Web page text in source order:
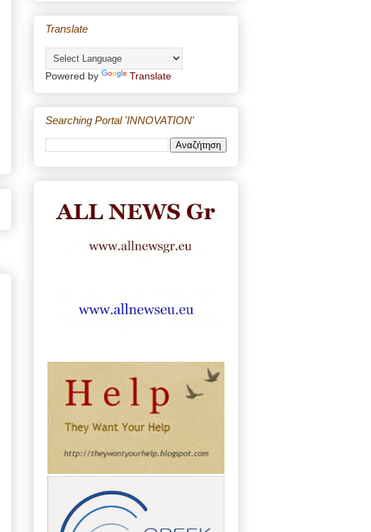
Translate
Powered by Translate
Searching Portal 'INNOVATION'